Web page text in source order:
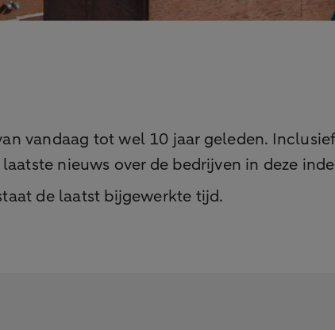
vandaag tot wel 10 jaar geleden.
nieuws over de bedrijven in deze
de laatst bijgewerkte tijd.